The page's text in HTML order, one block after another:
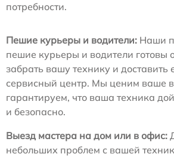
потребности.
Пешие курьеры и водители: Наши
пешие курьеры и водители готовы
забрать вашу технику и доставить
сервисный центр. Мы ценим ваше
гарантируем, что ваша техника
и безопасно.
Выезд мастера на дом или в офис:
небольших проблем с вашей